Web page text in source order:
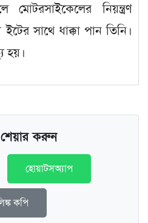
মোটরসাইকেলের নিয়ন্ত্রণ
ইটের সাথে ধাক্কা পান তিনি।
হয়।
করুন
হোয়াটসঅ্যাপ
কপি